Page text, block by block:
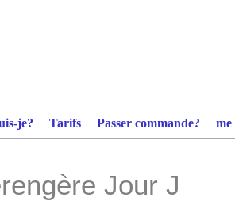
je? Tarifs Passer commande?
Jour J